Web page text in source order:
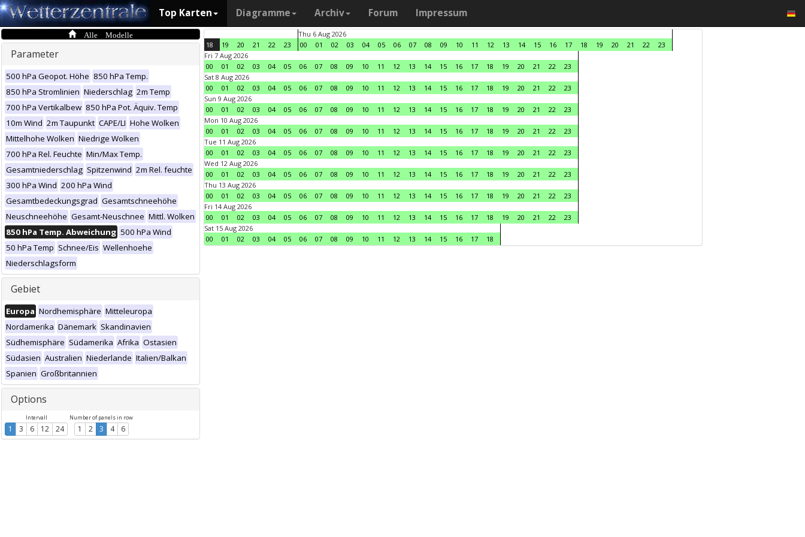
Top Karten Diagramme Archiv Forum Impressum
Alle Modelle
Parameter
500 hPa Geopot. Höhe 850 hPa Temp.
850 hPa Stromlinien Niederschlag 2m Temp
700 hPa Vertikalbew 850 hPa Pot. Äquiv. Temp
10m Wind 2m Taupunkt CAPE/LI Hohe Wolken
Mittelhohe Wolken Niedrige Wolken
700 hPa Rel. Feuchte Min/Max Temp.
Gesamtniederschlag Spitzenwind 2m Rel. feuchte
300 hPa Wind 200 hPa Wind
Gesamtbedeckungsgrad Gesamtschneehöhe
Neuschneehöhe Gesamt-Neuschnee Mittl. Wolken
850 hPa Temp. Abweichung 500 hPa Wind
50 hPa Temp Schnee/Eis Wellenhoehe
Niederschlagsform
Gebiet
Europa Nordhemisphäre Mitteleuropa
Nordamerika Dänemark Skandinavien
Südhemisphäre Südamerika Afrika Ostasien
Südasien Australien Niederlande Italien/Balkan
Spanien Großbritannien
Options
Intervall
1 3 6 12 24
Number of panels in row
1 2 3 4 6
18 19 20 21 22 23
Thu 6 Aug 2026
00
01 02 03 04 05 06 07 08 09 10 11 12 13 14 15 16 17 18 19 20 21 22
23
Fri 7 Aug 2026
00
01 02 03 04 05 06 07 08 09 10 11 12 13 14 15 16 17 18 19 20 21 22
23
Sat 8 Aug 2026
00
01 02 03 04 05 06 07 08 09 10 11 12 13 14 15 16 17 18 19 20 21 22
23
Sun 9 Aug 2026
00
01 02 03 04 05 06 07 08 09 10 11 12 13 14 15 16 17 18 19 20 21 22
23
Mon 10 Aug 2026
00
01 02 03 04 05 06 07 08 09 10 11 12 13 14 15 16 17 18 19 20 21 22
23
Tue 11 Aug 2026
00
01 02 03 04 05 06 07 08 09 10 11 12 13 14 15 16 17 18 19 20 21 22
23
Wed 12 Aug 2026
00
01 02 03 04 05 06 07 08 09 10 11 12 13 14 15 16 17 18 19 20 21 22
23
Thu 13 Aug 2026
00
01 02 03 04 05 06 07 08 09 10 11 12 13 14 15 16 17 18 19 20 21 22
23
Fri 14 Aug 2026
00
01 02 03 04 05 06 07 08 09 10 11 12 13 14 15 16 17 18 19 20 21 22
23
Sat 15 Aug 2026
00
01 02 03 04 05 06 07 08 09 10 11 12 13 14 15 16 17 18